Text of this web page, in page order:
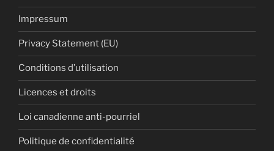
Impressum
Privacy Statement (EU)
Conditions d’utilisation
Licences et droits
Loi canadienne anti-pourriel
Politique de confidentialité